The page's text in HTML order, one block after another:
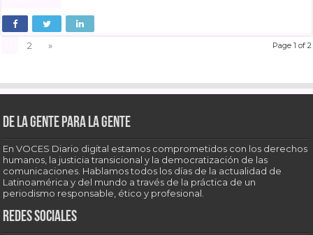
Page 1 of 2
2 »
De la gente para la gente
En VOCES Diario digital estamos comprometidos con los derechos
humanos, la justicia transicional y la democratización de las
comunicaciones. Hablamos todos los días de la actualidad de
Latinoamérica y del mundo a través de la práctica de un
periodismo responsable, ético y profesional.
Redes sociales